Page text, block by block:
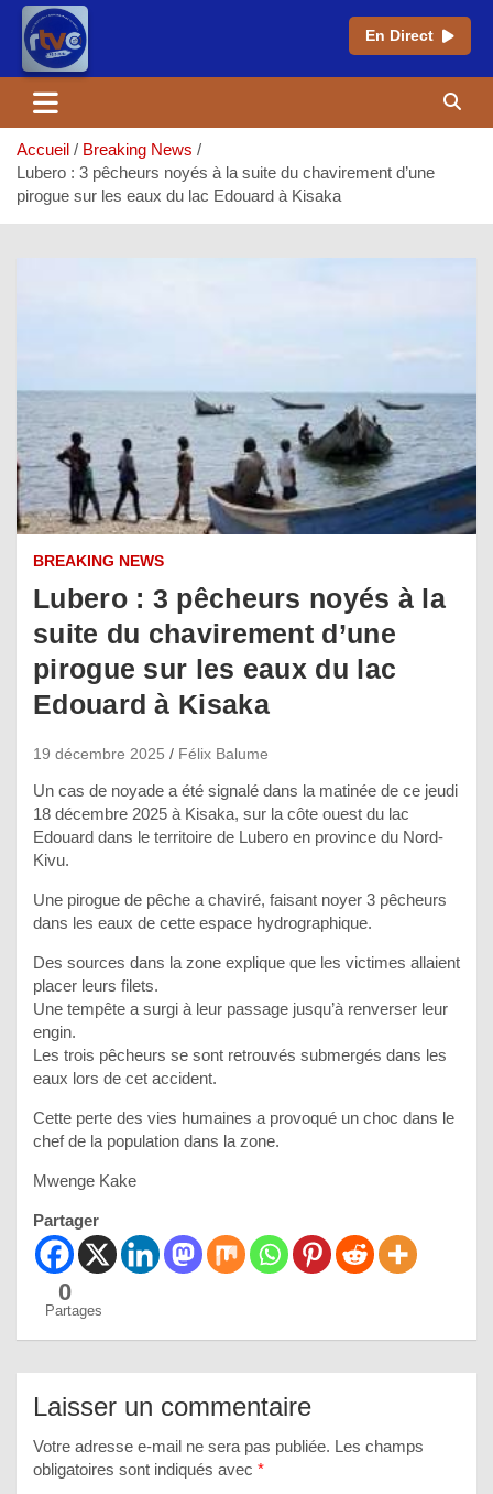
En Direct
contenu
Accueil
Breaking News
Lubero : 3 pêcheurs noyés à la suite du chavirement d’une
pirogue sur les eaux du lac Edouard à Kisaka
BREAKING NEWS
Lubero : 3 pêcheurs noyés à la
suite du chavirement d’une
pirogue sur les eaux du lac
Edouard à Kisaka
19 décembre 2025 Félix Balume
Un cas de noyade a été signalé dans la matinée de ce jeudi
18 décembre 2025 à Kisaka, sur la côte ouest du lac
Edouard dans le territoire de Lubero en province du Nord-
Kivu.
Une pirogue de pêche a chaviré, faisant noyer 3 pêcheurs
dans les eaux de cette espace hydrographique.
Des sources dans la zone explique que les victimes allaient
placer leurs filets.
Une tempête a surgi à leur passage jusqu’à renverser leur
engin.
Les trois pêcheurs se sont retrouvés submergés dans les
eaux lors de cet accident.
Cette perte des vies humaines a provoqué un choc dans le
chef de la population dans la zone.
Mwenge Kake
Partager
0
Partages
Laisser un commentaire
Votre adresse e-mail ne sera pas publiée. Les champs
obligatoires sont indiqués avec *